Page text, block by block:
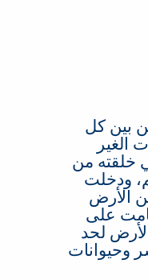
بين كل
الغير
خلقته من
ودخلت
الأرض
على
لحد
وحيوانات